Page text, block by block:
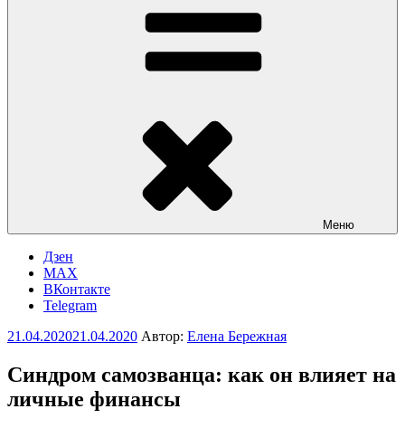
Меню
Дзен
MAX
ВКонтакте
Telegram
Опубликовано
21.04.202021.04.2020 Автор: Елена Бережная
Синдром самозванца: как он влияет на
личные финансы